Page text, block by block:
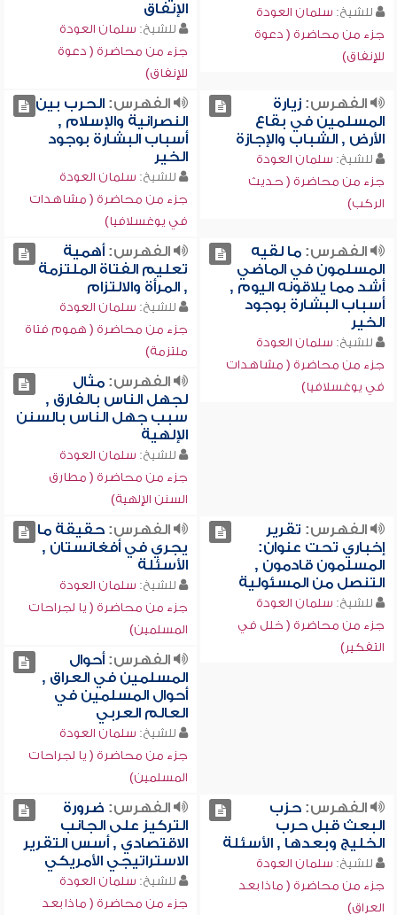
للشيخ: سلمان العودة
جزء من محاضرة ( دعوة
للإنفاق)
الإنفاق
للشيخ: سلمان العودة
جزء من محاضرة ( دعوة
للإنفاق)
الفهرس:زيارة
المسلمين في بقاع
الأرض , الشباب والإجازة
للشيخ: سلمان العودة
جزء من محاضرة ( حديث
الركب)
الفهرس:الحرب بين
النصرانية والإسلام ,
أسباب البشارة بوجود
الخير
للشيخ: سلمان العودة
جزء من محاضرة ( مشاهدات
في يوغسلافيا)
الفهرس:ما لقيه
المسلمون في الماضي
أشد مما يلاقونه اليوم ,
أسباب البشارة بوجود
الخير
للشيخ: سلمان العودة
جزء من محاضرة ( مشاهدات
في يوغسلافيا)
الفهرس:أهمية
تعليم الفتاة الملتزمة
, المرأة والالتزام
للشيخ: سلمان العودة
جزء من محاضرة ( هموم فتاة
ملتزمة)
الفهرس:مثال
لجهل الناس بالفارق ,
سبب جهل الناس بالسنن
الإلهية
للشيخ: سلمان العودة
جزء من محاضرة ( مطارق
السنن الإلهية)
الفهرس: تقرير
إخباري تحت عنوان:
المسلمون قادمون ,
التنصل من المسئولية
للشيخ: سلمان العودة
جزء من محاضرة ( خلل في
التفكير)
الفهرس:حقيقة ما
يجري في أفغانستان ,
الأسئلة
للشيخ: سلمان العودة
جزء من محاضرة ( يا لجراحات
المسلمين)
الفهرس:أحوال
المسلمين في العراق ,
أحوال المسلمين في
العالم العربي
للشيخ: سلمان العودة
جزء من محاضرة ( يا لجراحات
المسلمين)
الفهرس:حزب
البعث قبل حرب
الخليج وبعدها , الأسئلة
للشيخ: سلمان العودة
جزء من محاضرة ( ماذا بعد
العراق)
الفهرس: ضرورة
التركيز على الجانب
الاقتصادي , أسس التقرير
الاستراتيجي الأمريكي
للشيخ: سلمان العودة
جزء من محاضرة ( ماذا بعد